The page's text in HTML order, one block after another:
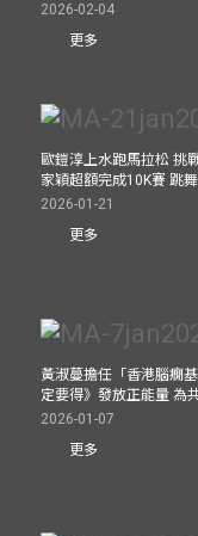
2026-02-04
更多
歐鎧淳上水跑馬拉松 挑
家穎超額完成10K賽 跳
2026-01-21
更多
黃淑蔓擔任「香港腦癇
定要得》發放正能量 為
2026-01-07
更多